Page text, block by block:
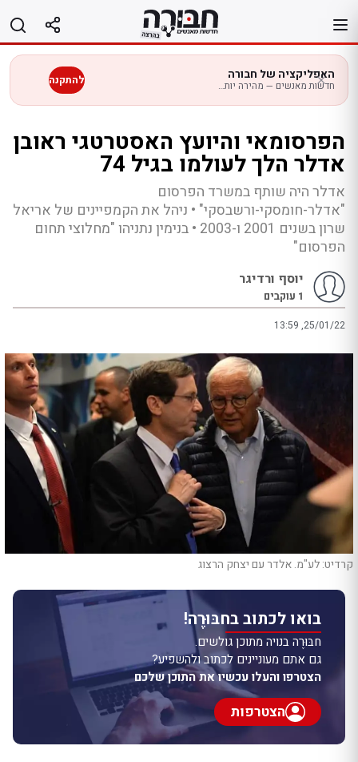
לתוכן
האפליקציה של חבורה
חדשות מאנשים — מהירה יותר בנייד להתקנה
הפרסומאי והיועץ האסטרטגי ראובן
אדלר הלך לעולמו בגיל 74
אדלר היה שותף במשרד הפרסום
"אדלר-חומסקי-ורשבסקי" • ניהל את הקמפיינים של אריאל
שרון בשנים 2001 ו-2003 • בנימין נתניהו "מחלוצי תחום
הפרסום"
יוסף ורדיגר
1 עוקבים
13:59 ,25/01/22
קרדיט: לע"מ. אלדר עם יצחק הרצוג
בואו לכתוב בחבּוּרֶה!
חבּוּרֶה בנויה מתוכן גולשים.
גם אתם מעוניינים לכתוב ולהשפיע?
הצטרפו והעלו עכשיו את התוכן שלכם
הצטרפות